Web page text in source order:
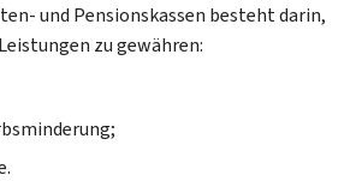
und Pensionskassen besteht darin,
zu gewähren: